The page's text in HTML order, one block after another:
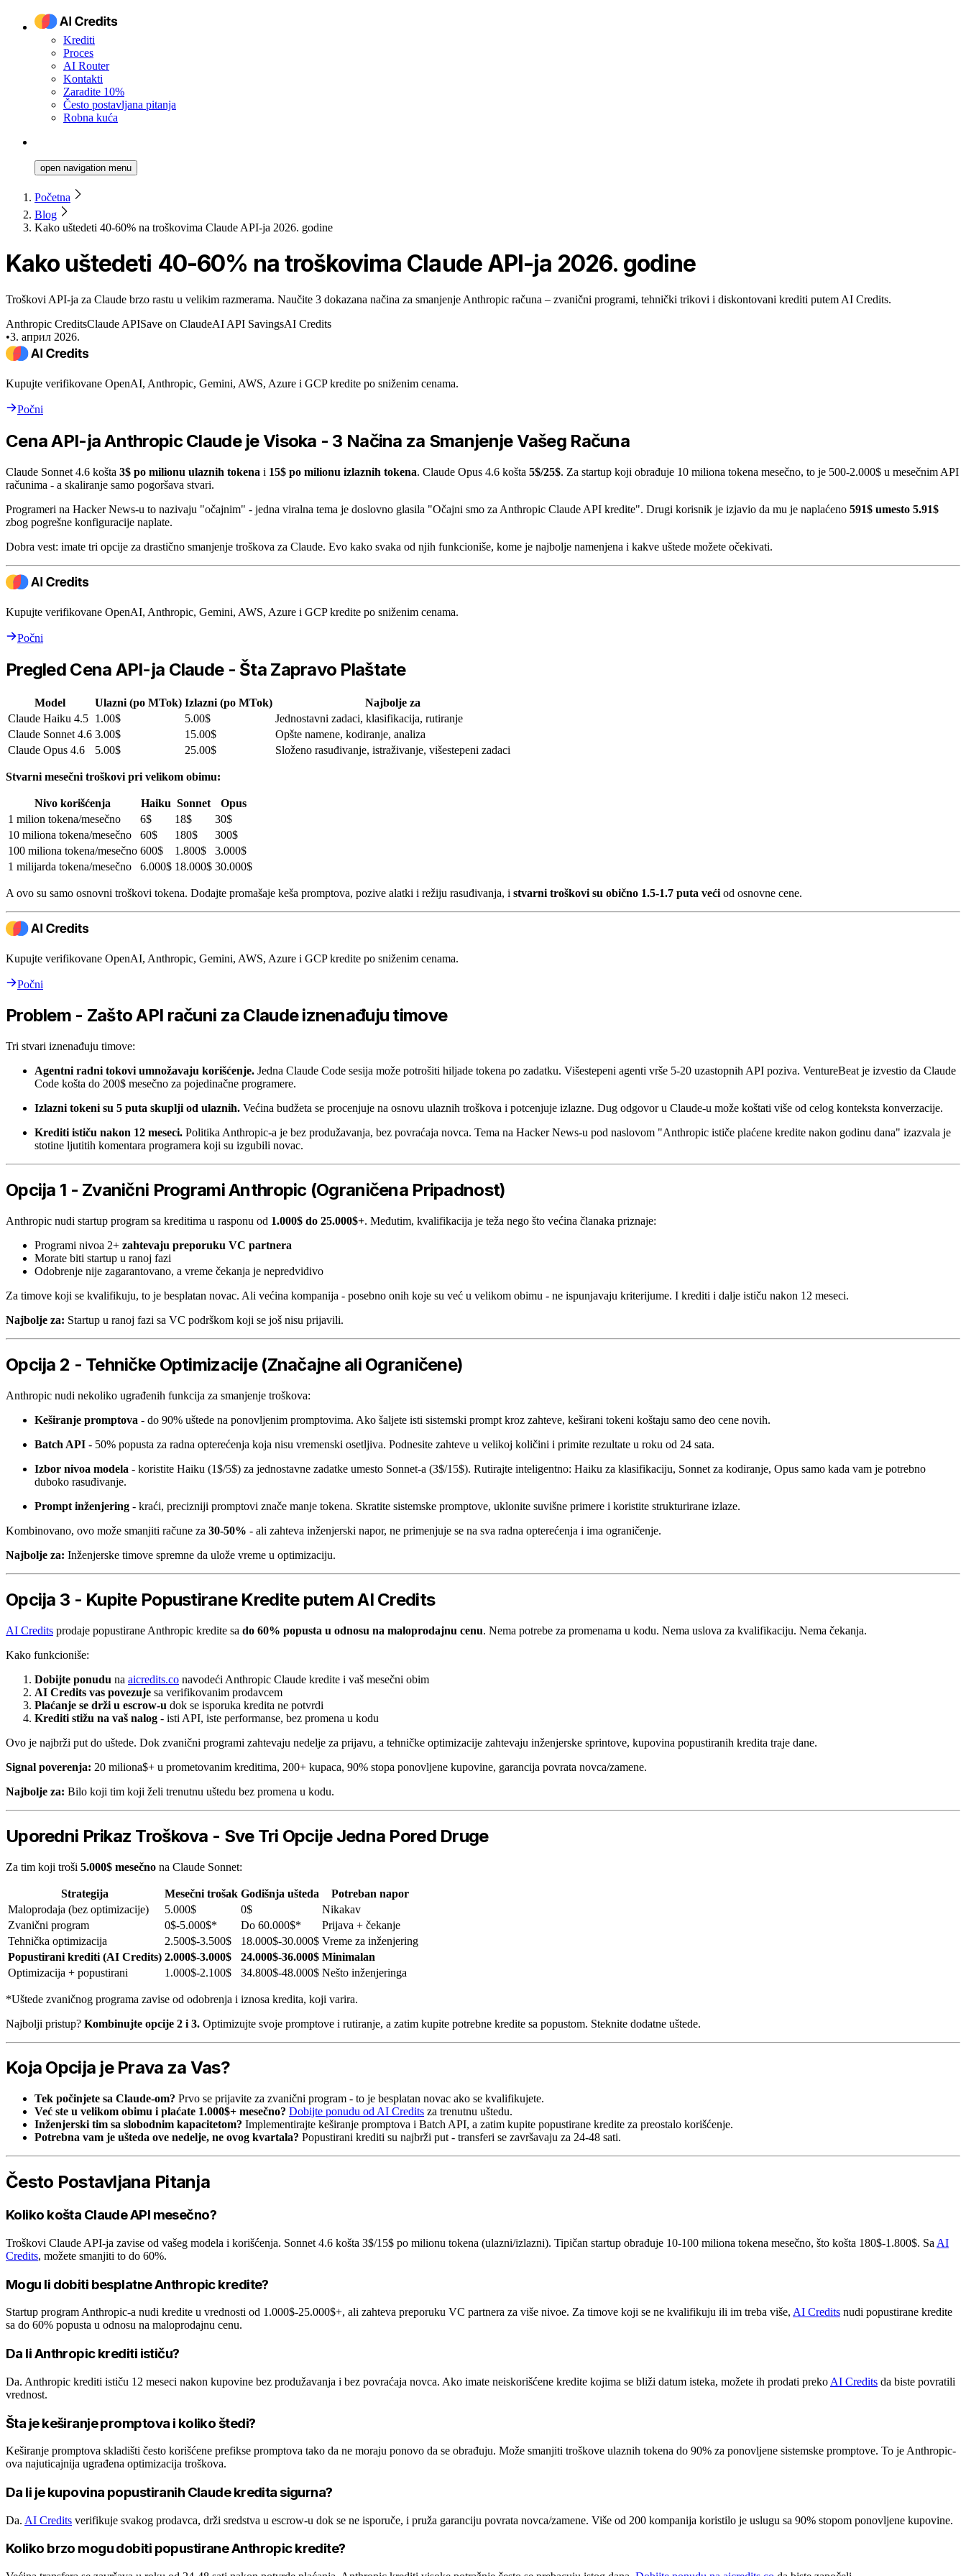
Krediti
Proces
AI Router
Kontakti
Zaradite 10%
Često postavljana pitanja
Robna kuća
open navigation menu
Početna
Blog
Kako uštedeti 40-60% na troškovima Claude API-ja 2026. godine
Kako uštedeti 40-60% na troškovima Claude API-ja 2026. godine
Troškovi API-ja za Claude brzo rastu u velikim razmerama. Naučite 3 dokazana načina za smanjenje Anthropic računa – zvanični programi, tehnički trikovi i diskontovani krediti putem AI Credits.
Anthropic CreditsClaude APISave on ClaudeAI API SavingsAI Credits
•3. април 2026.
Kupujte verifikovane OpenAI, Anthropic, Gemini, AWS, Azure i GCP kredite po sniženim cenama.
Počni
Cena API-ja Anthropic Claude je Visoka - 3 Načina za Smanjenje Vašeg Računa
Claude Sonnet 4.6 košta 3$ po milionu ulaznih tokena i 15$ po milionu izlaznih tokena. Claude Opus 4.6 košta 5$/25$. Za startup koji obrađuje 10 miliona tokena mesečno, to je 500-2.000$ u mesečnim API
računima - a skaliranje samo pogoršava stvari.
Programeri na Hacker News-u to nazivaju "očajnim" - jedna viralna tema je doslovno glasila "Očajni smo za Anthropic Claude API kredite". Drugi korisnik je izjavio da mu je naplaćeno 591$ umesto 5.91$
zbog pogrešne konfiguracije naplate.
Dobra vest: imate tri opcije za drastično smanjenje troškova za Claude. Evo kako svaka od njih funkcioniše, kome je najbolje namenjena i kakve uštede možete očekivati.
Kupujte verifikovane OpenAI, Anthropic, Gemini, AWS, Azure i GCP kredite po sniženim cenama.
Počni
Pregled Cena API-ja Claude - Šta Zapravo Plaštate
Model Ulazni (po MTok) Izlazni (po MTok)
Najbolje za
Claude Haiku 4.5 1.00$ 5.00$
Jednostavni zadaci, klasifikacija, rutiranje
Claude Sonnet 4.6 3.00$ 15.00$
Opšte namene, kodiranje, analiza
Claude Opus 4.6
5.00$ 25.00$ Složeno rasuđivanje, istraživanje, višestepeni zadaci
Stvarni mesečni troškovi pri velikom obimu:
Nivo korišćenja Haiku Sonnet
Opus
1 milion tokena/mesečno
6$ 18$
30$
10 miliona tokena/mesečno
60$ 180$
300$
100 miliona tokena/mesečno 600$ 1.800$
3.000$
1 milijarda tokena/mesečno
6.000$ 18.000$ 30.000$
A ovo su samo osnovni troškovi tokena. Dodajte promašaje keša promptova, pozive alatki i režiju rasuđivanja, i stvarni troškovi su obično 1.5-1.7 puta veći od osnovne cene.
Kupujte verifikovane OpenAI, Anthropic, Gemini, AWS, Azure i GCP kredite po sniženim cenama.
Počni
Problem - Zašto API računi za Claude iznenađuju timove
Tri stvari iznenađuju timove:
Agentni radni tokovi umnožavaju korišćenje. Jedna Claude Code sesija može potrošiti hiljade tokena po zadatku. Višestepeni agenti vrše 5-20 uzastopnih API poziva. VentureBeat je izvestio da Claude
Code košta do 200$ mesečno za pojedinačne programere.
Izlazni tokeni su 5 puta skuplji od ulaznih. Većina budžeta se procenjuje na osnovu ulaznih troškova i potcenjuje izlazne. Dug odgovor u Claude-u može koštati više od celog konteksta konverzacije.
Krediti ističu nakon 12 meseci. Politika Anthropic-a je bez produžavanja, bez povraćaja novca. Tema na Hacker News-u pod naslovom "Anthropic ističe plaćene kredite nakon godinu dana" izazvala je
stotine ljutitih komentara programera koji su izgubili novac.
Opcija 1 - Zvanični Programi Anthropic (Ograničena Pripadnost)
Anthropic nudi startup program sa kreditima u rasponu od 1.000$ do 25.000$+. Međutim, kvalifikacija je teža nego što većina članaka priznaje:
Programi nivoa 2+ zahtevaju preporuku VC partnera
Morate biti startup u ranoj fazi
Odobrenje nije zagarantovano, a vreme čekanja je nepredvidivo
Za timove koji se kvalifikuju, to je besplatan novac. Ali većina kompanija - posebno onih koje su već u velikom obimu - ne ispunjavaju kriterijume. I krediti i dalje ističu nakon 12 meseci.
Najbolje za: Startup u ranoj fazi sa VC podrškom koji se još nisu prijavili.
Opcija 2 - Tehničke Optimizacije (Značajne ali Ograničene)
Anthropic nudi nekoliko ugrađenih funkcija za smanjenje troškova:
Keširanje promptova - do 90% uštede na ponovljenim promptovima. Ako šaljete isti sistemski prompt kroz zahteve, keširani tokeni koštaju samo deo cene novih.
Batch API - 50% popusta za radna opterećenja koja nisu vremenski osetljiva. Podnesite zahteve u velikoj količini i primite rezultate u roku od 24 sata.
Izbor nivoa modela - koristite Haiku (1$/5$) za jednostavne zadatke umesto Sonnet-a (3$/15$). Rutirajte inteligentno: Haiku za klasifikaciju, Sonnet za kodiranje, Opus samo kada vam je potrebno
duboko rasuđivanje.
Prompt inženjering - kraći, precizniji promptovi znače manje tokena. Skratite sistemske promptove, uklonite suvišne primere i koristite strukturirane izlaze.
Kombinovano, ovo može smanjiti račune za 30-50% - ali zahteva inženjerski napor, ne primenjuje se na sva radna opterećenja i ima ograničenje.
Najbolje za: Inženjerske timove spremne da ulože vreme u optimizaciju.
Opcija 3 - Kupite Popustirane Kredite putem AI Credits
AI Credits prodaje popustirane Anthropic kredite sa do 60% popusta u odnosu na maloprodajnu cenu. Nema potrebe za promenama u kodu. Nema uslova za kvalifikaciju. Nema čekanja.
Kako funkcioniše:
Dobijte ponudu na aicredits.co navodeći Anthropic Claude kredite i vaš mesečni obim
AI Credits vas povezuje sa verifikovanim prodavcem
Plaćanje se drži u escrow-u dok se isporuka kredita ne potvrdi
Krediti stižu na vaš nalog - isti API, iste performanse, bez promena u kodu
Ovo je najbrži put do uštede. Dok zvanični programi zahtevaju nedelje za prijavu, a tehničke optimizacije zahtevaju inženjerske sprintove, kupovina popustiranih kredita traje dane.
Signal poverenja: 20 miliona$+ u prometovanim kreditima, 200+ kupaca, 90% stopa ponovljene kupovine, garancija povrata novca/zamene.
Najbolje za: Bilo koji tim koji želi trenutnu uštedu bez promena u kodu.
Uporedni Prikaz Troškova - Sve Tri Opcije Jedna Pored Druge
Za tim koji troši 5.000$ mesečno na Claude Sonnet:
Strategija Mesečni trošak Godišnja ušteda
Potreban napor
Maloprodaja (bez optimizacije)
5.000$ 0$
Nikakav
Zvanični program
0$-5.000$* Do 60.000$*
Prijava + čekanje
Tehnička optimizacija
2.500$-3.500$ 18.000$-30.000$ Vreme za inženjering
Popustirani krediti (AI Credits) 2.000$-3.000$ 24.000$-36.000$ Minimalan
Optimizacija + popustirani
1.000$-2.100$ 34.800$-48.000$ Nešto inženjeringa
*Uštede zvaničnog programa zavise od odobrenja i iznosa kredita, koji varira.
Najbolji pristup? Kombinujte opcije 2 i 3. Optimizujte svoje promptove i rutiranje, a zatim kupite potrebne kredite sa popustom. Steknite dodatne uštede.
Koja Opcija je Prava za Vas?
Tek počinjete sa Claude-om? Prvo se prijavite za zvanični program - to je besplatan novac ako se kvalifikujete.
Već ste u velikom obimu i plaćate 1.000$+ mesečno? Dobijte ponudu od AI Credits za trenutnu uštedu.
Inženjerski tim sa slobodnim kapacitetom? Implementirajte keširanje promptova i Batch API, a zatim kupite popustirane kredite za preostalo korišćenje.
Potrebna vam je ušteda ove nedelje, ne ovog kvartala? Popustirani krediti su najbrži put - transferi se završavaju za 24-48 sati.
Često Postavljana Pitanja
Koliko košta Claude API mesečno?
Troškovi Claude API-ja zavise od vašeg modela i korišćenja. Sonnet 4.6 košta 3$/15$ po milionu tokena (ulazni/izlazni). Tipičan startup obrađuje 10-100 miliona tokena mesečno, što košta 180$-1.800$. Sa AI
Credits, možete smanjiti to do 60%.
Mogu li dobiti besplatne Anthropic kredite?
Startup program Anthropic-a nudi kredite u vrednosti od 1.000$-25.000$+, ali zahteva preporuku VC partnera za više nivoe. Za timove koji se ne kvalifikuju ili im treba više, AI Credits nudi popustirane kredite
sa do 60% popusta u odnosu na maloprodajnu cenu.
Da li Anthropic krediti ističu?
Da. Anthropic krediti ističu 12 meseci nakon kupovine bez produžavanja i bez povraćaja novca. Ako imate neiskorišćene kredite kojima se bliži datum isteka, možete ih prodati preko AI Credits da biste povratili
vrednost.
Šta je keširanje promptova i koliko štedi?
Keširanje promptova skladišti često korišćene prefikse promptova tako da ne moraju ponovo da se obrađuju. Može smanjiti troškove ulaznih tokena do 90% za ponovljene sistemske promptove. To je Anthropic-
ova najuticajnija ugrađena optimizacija troškova.
Da li je kupovina popustiranih Claude kredita sigurna?
Da. AI Credits verifikuje svakog prodavca, drži sredstva u escrow-u dok se ne isporuče, i pruža garanciju povrata novca/zamene. Više od 200 kompanija koristilo je uslugu sa 90% stopom ponovljene kupovine.
Koliko brzo mogu dobiti popustirane Anthropic kredite?